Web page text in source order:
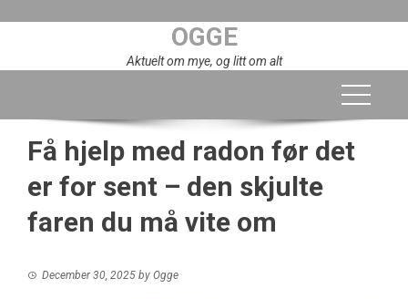
OGGE
Aktuelt om mye, og litt om alt
Få hjelp med radon før det
er for sent – den skjulte
faren du må vite om
December 30, 2025 by Ogge